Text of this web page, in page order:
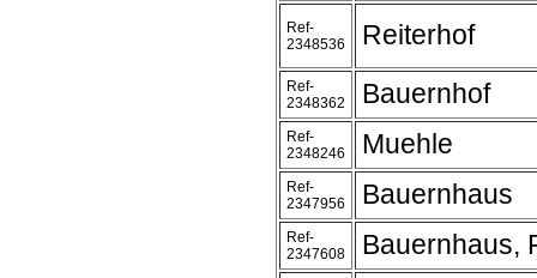
Ref-
2348536
Reiterhof
Ref-
2348362
Bauernhof
Ref-
2348246
Muehle
Ref-
2347956
Bauernhaus
Ref-
2347608
Bauernhaus,